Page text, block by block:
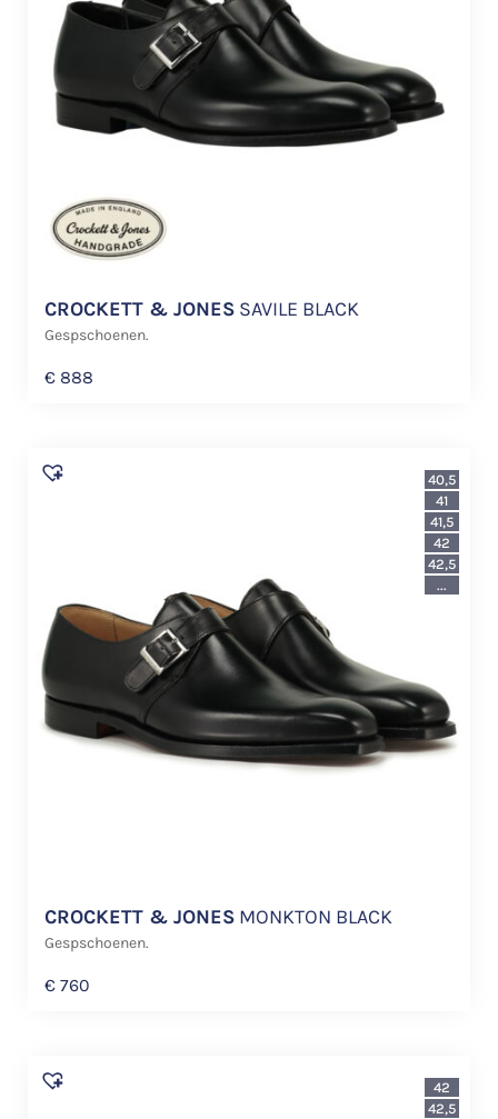
CROCKETT & JONES SAVILE BLACK
Gespschoenen.
€ 888
CROCKETT & JONES MONKTON BLACK
Gespschoenen.
€ 760
40,5
41
41,5
42
42,5
...
42
42,5